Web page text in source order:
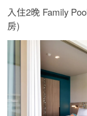
入住2晚 Family
房)